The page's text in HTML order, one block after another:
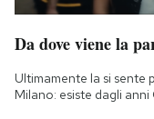
Da dove viene la
Ultimamente la si sente
Milano: esiste dagli